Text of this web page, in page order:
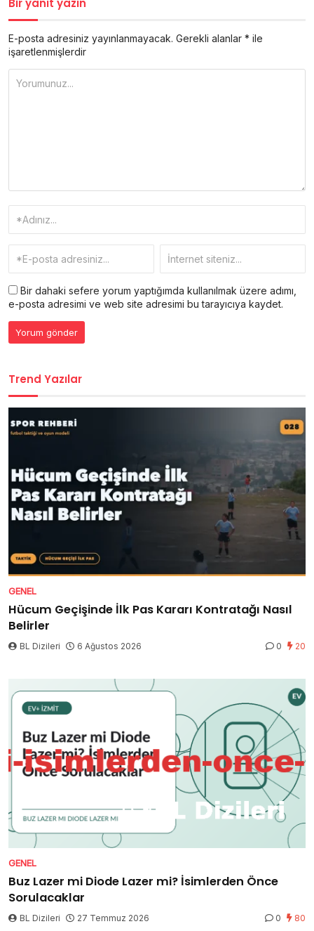
Bir yanıt yazın
E-posta adresiniz yayınlanmayacak. Gerekli alanlar * ile
işaretlenmişlerdir
Bir dahaki sefere yorum yaptığımda kullanılmak üzere adımı,
e-posta adresimi ve web site adresimi bu tarayıcıya kaydet.
Trend Yazılar
GENEL
Hücum Geçişinde İlk Pas Kararı Kontratağı Nasıl
Belirler
BL Dizileri 6 Ağustos 2026 0 20
GENEL
Buz Lazer mi Diode Lazer mi? İsimlerden Önce
Sorulacaklar
BL Dizileri 27 Temmuz 2026 0 80